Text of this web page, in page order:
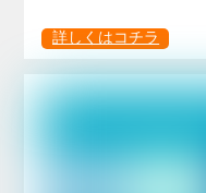
詳しくはコチラ